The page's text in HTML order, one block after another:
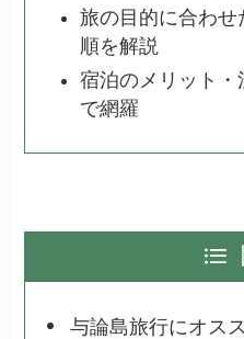
旅の目的に合わ
順を解説
宿泊のメリット
で網羅
与論島旅行にオス